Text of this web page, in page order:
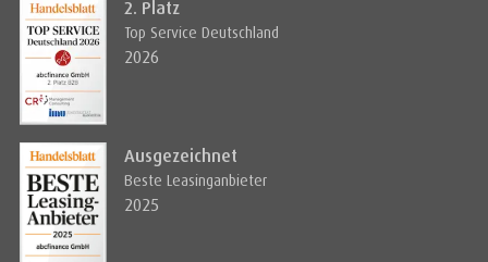
2. Platz
Top Service Deutschland
2026
Ausgezeichnet
Beste Leasinganbieter
2025